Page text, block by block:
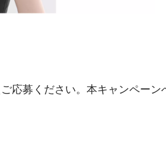
応募ください。​本キャンペーン